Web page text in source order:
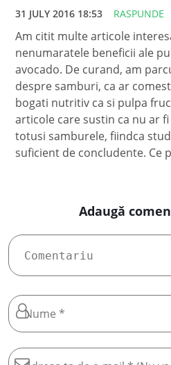
31 JULY 2016 18:53 RASPUNDE
Am citit multe articole
nenumaratele beneficii ale
avocado. De curand, am
despre samburi, ca ar
bogati nutritiv ca si pulpa
articole care sustin ca nu ar
totusi samburele, fiindca
suficient de concludente. Ce
Adaugă